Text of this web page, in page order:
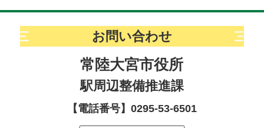
お問い合わせ
常陸大宮市役所
駅周辺整備推進課
【電話番号】0295-53-6501